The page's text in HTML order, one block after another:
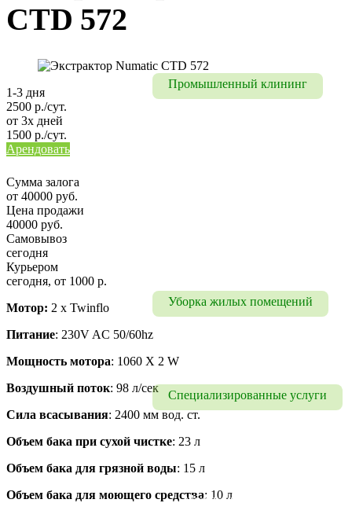
Промышленный клининг
Уборка жилых помещений
Специализированные услуги
Москве и МО
CTD 572
1-3 дня
2500 р./сут.
от 3х дней
1500 р./сут.
Арендовать
Сумма залога
от 40000 руб.
Цена продажи
40000 руб.
Самовывоз
сегодня
Курьером
сегодня, от 1000 р.
Мотор: 2 x Twinflo
Питание: 230V AC 50/60hz
Мощность мотора: 1060 X 2 W
Воздушный поток: 98 л/сек
Сила всасывания: 2400 мм вод. ст.
Объем бака при сухой чистке: 23 л
Объем бака для грязной воды: 15 л
Объем бака для моющего средства: 10 л